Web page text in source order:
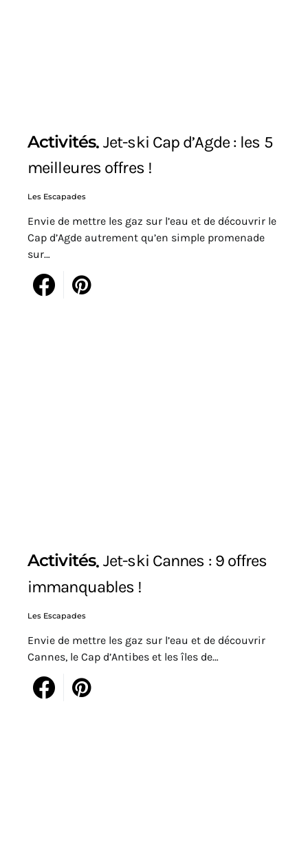
Activités Jet-ski Cap d’Agde : les 5
meilleures offres !
Les Escapades
Envie de mettre les gaz sur l’eau et de découvrir le
Cap d’Agde autrement qu’en simple promenade
sur…
Activités Jet-ski Cannes : 9 offres
immanquables !
Les Escapades
Envie de mettre les gaz sur l’eau et de découvrir
Cannes, le Cap d’Antibes et les îles de…